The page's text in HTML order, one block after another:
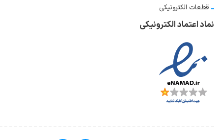
قطعات الکترونیکی
نماد اعتماد الکترونیکی